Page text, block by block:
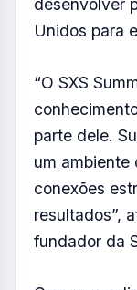
caixa para
comerciais,
O evento é
(SXS Group),
Aquarius, em
mais de sete
Paraíba, a